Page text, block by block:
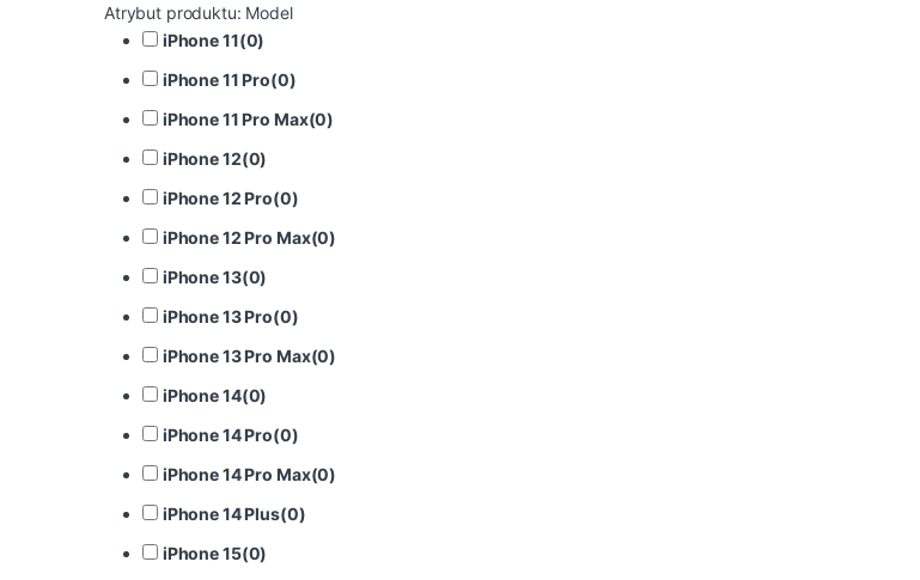
Atrybut produktu: Model
iPhone 11(0)
iPhone 11 Pro(0)
iPhone 11 Pro Max(0)
iPhone 12(0)
iPhone 12 Pro(0)
iPhone 12 Pro Max(0)
iPhone 13(0)
iPhone 13 Pro(0)
iPhone 13 Pro Max(0)
iPhone 14(0)
iPhone 14 Pro(0)
iPhone 14 Pro Max(0)
iPhone 14 Plus(0)
iPhone 15(0)